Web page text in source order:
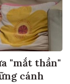
"mắt thần"
cánh